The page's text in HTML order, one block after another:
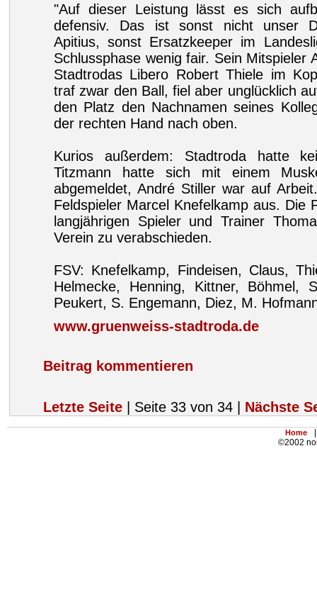
"Auf dieser Leistung lässt es sich
defensiv. Das ist sonst nicht unser
Apitius, sonst Ersatzkeeper im
Schlussphase wenig fair. Sein Mitspieler
Stadtrodas Libero Robert Thiele im
traf zwar den Ball, fiel aber unglücklich
den Platz den Nachnamen seines
der rechten Hand nach oben.
Kurios außerdem: Stadtroda hatte
Titzmann hatte sich mit einem
abgemeldet, André Stiller war auf
Feldspieler Marcel Knefelkamp aus. Die
langjährigen Spieler und Trainer
Verein zu verabschieden.
FSV: Knefelkamp, Findeisen, Claus,
Helmecke, Henning, Kittner, Böhmel,
Peukert, S. Engemann, Diez, M.
www.gruenweiss-stadtroda.de
Beitrag kommentieren
Letzte Seite | Seite 33 von 34 | Nächste
Home
©2002